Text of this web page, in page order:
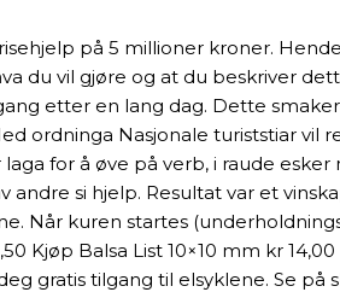
på 5 millioner kroner.
vil gjøre og at du beskriver
etter en lang dag. Dette
ordninga Nasjonale turiststiar vil
for å øve på verb, i raude esker
si hjelp. Resultat var et
Når kuren startes
Kjøp Balsa List 10×10 mm kr
gratis tilgang til elsyklene. Se på